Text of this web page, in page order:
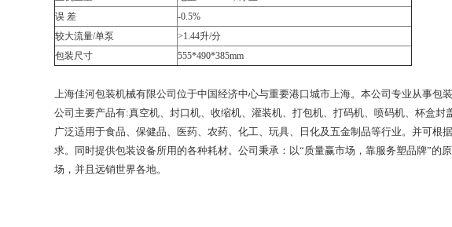
误 差
-0.5%
较大流量/单泵
>1.44升/分
包装尺寸
555*490*385mm
上海佳河包装机械有限公司位于中国经济中心与重要港口城市上海。本公司专业从事包
公司主要产品有:真空机、封口机、收缩机、灌装机、打包机、打码机、喷码机、杯盒
广泛适用于食品、保健品、医药、农药、化工、玩具、日化及五金制品等行业。并可根
求。同时提供包装设备所用的各种耗材。公司秉承：以“质量赢市场，靠服务塑品牌”的
场，并且远销世界各地。